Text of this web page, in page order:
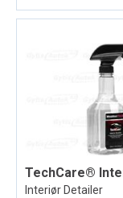
Interiør Detailer